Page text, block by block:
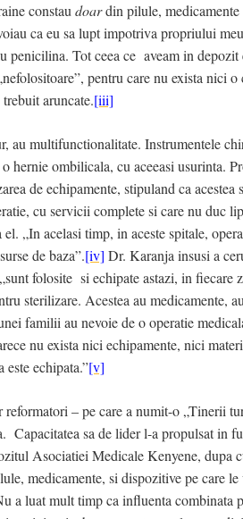
constau doardin pilule, medicamente
ca eu sa lupt impotriva propriului
penicilina. Tot ceea ce aveam in depozit
pentru care nu exista nici o
aruncate.[iii]
au multifunctionalitate. Instrumentele
hernie ombilicala, cu aceeasi usurinta.
de echipamente, stipuland ca acestea
cu servicii complete si care nu duc
„In acelasi timp, in aceste spitale,
de baza”.[iv] Dr. Karanja insusi a
folosite si echipate astazi, in fiecare
sterilizare. Acestea au medicamente,
familii au nevoie de o operatie
nu exista nici echipamente, nici
echipata.”[v]
– pe care a numit-o „Tinerii
Capacitatea sa de lider l-a propulsat in
Asociatiei Medicale Kenyene, dupa
medicamente, si dispozitive pe care le
a luat mult timp ca influenta combinata